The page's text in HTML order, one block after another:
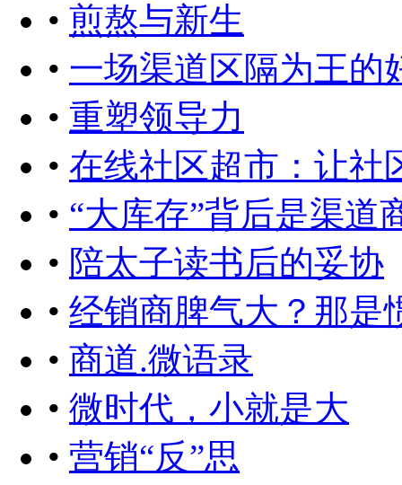
• 煎熬与新生
• 一场渠道区隔为王的
• 重塑领导力
• 在线社区超市：让社
• “大库存”背后是渠道
• 陪太子读书后的妥协
• 经销商脾气大？那是
• 商道.微语录
• 微时代，小就是大
• 营销“反”思